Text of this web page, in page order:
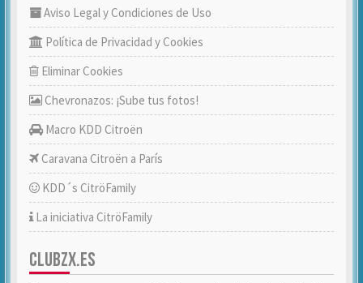
Aviso Legal y Condiciones de Uso
Política de Privacidad y Cookies
Eliminar Cookies
Chevronazos: ¡Sube tus fotos!
Macro KDD Citroën
Caravana Citroën a París
KDD´s CitröFamily
La iniciativa CitröFamily
CLUBZX.ES